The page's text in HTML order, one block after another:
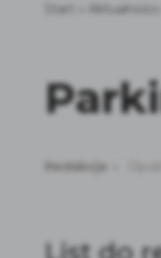
Start Aktualności
Redakcja